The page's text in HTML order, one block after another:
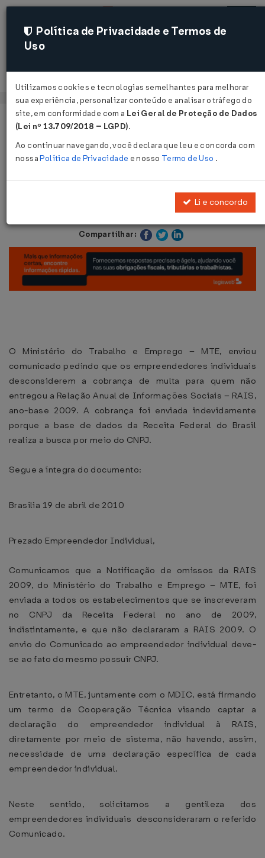
Acessar
Página Inicial Notícias EI: cobrança indevida de multa...
EI: cobrança indevida de multa
22 abr 2010 - Trabalho / Previdência
Compartilhar:
O Ministério do Trabalho e Emprego – MTE, enviou
comunicado pedindo que os empreendedores individuais
desconsiderem a cobrança de multa para quem não
entregou a Relação Anual de Informações Sociais – RAIS,
ano-base 2009. A cobrança foi enviada indevidamente
porque a base de dados da Receita Federal do Brasil
realiza a busca por meio do CNPJ.
Segue a íntegra do documento:
Brasília 19 de abril de 2010
Prezado Empreendedor Individual,
Comunicamos que a Notificação de omissos da RAIS
2009, do Ministério do Trabalho e Emprego – MTE, foi
enviada a todos os estabelecimentos que se inscreveram
no CNPJ da Receita Federal no ano de 2009,
indistintamente, e que não declararam a RAIS 2009. O
envio do Comunicado ao empreendedor individual deve-
se ao fato do mesmo possuir CNPJ.
Entretanto, o MTE, juntamente com o MDIC, está firmando
um termo de Cooperação Técnica visando captar a
declaração do empreendedor individual à RAIS,
diretamente por meio de sistema, não havendo, assim,
necessidade de uma declaração específica de cada
empreendedor individual.
Neste sentido, solicitamos a gentileza dos
empreendedores individuais desconsideraram o referido
Comunicado.
Política de Privacidade e Termos de
Uso
Utilizamos cookies e tecnologias semelhantes para melhorar
sua experiência, personalizar conteúdo e analisar o tráfego do
site, em conformidade com a Lei Geral de Proteção de Dados
(Lei nº 13.709/2018 – LGPD).
Ao continuar navegando, você declara que leu e concorda com
nossaPolítica de Privacidade e nosso Termo de Uso .
Li e concordo